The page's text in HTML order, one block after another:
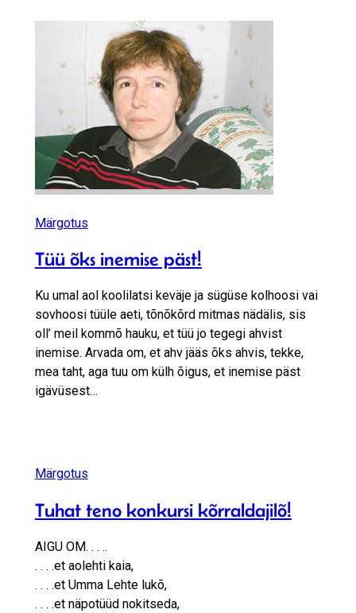
Märgotus
Tüü õks inemise päst!
Ku umal aol koolilatsi keväje ja sügüse kolhoosi vai
sovhoosi tüüle aeti, tõnõkõrd mitmas nädälis, sis
oll’ meil kommõ hauku, et tüü jo tegegi ahvist
inemise. Arvada om, et ahv jääs õks ahvis, tekke,
mea taht, aga tuu om külh õigus, et inemise päst
igävüsest…
Märgotus
Tuhat teno konkursi kõrraldajilõ!
AIGU OM. . . ..
. . . .et aolehti kaia,
. . . .et Umma Lehte lukõ,
. . . .et näpotüüd nokitseda,